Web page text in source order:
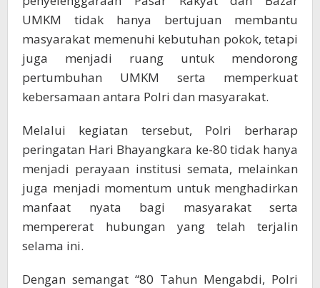
UMKM tidak hanya bertujuan membantu
masyarakat memenuhi kebutuhan pokok, tetapi
juga menjadi ruang untuk mendorong
pertumbuhan UMKM serta memperkuat
kebersamaan antara Polri dan masyarakat.
Melalui kegiatan tersebut, Polri berharap
peringatan Hari Bhayangkara ke-80 tidak hanya
menjadi perayaan institusi semata, melainkan
juga menjadi momentum untuk menghadirkan
manfaat nyata bagi masyarakat serta
mempererat hubungan yang telah terjalin
selama ini.
Dengan semangat “80 Tahun Mengabdi, Polri